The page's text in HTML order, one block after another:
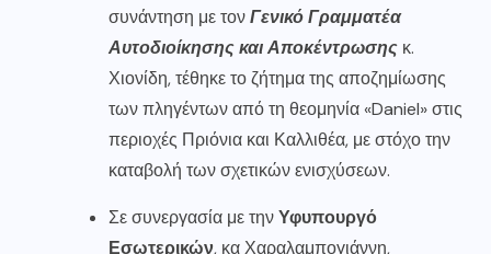
συνάντηση με τονΓενικό Γραμματέα
Αυτοδιοίκησης και Αποκέντρωσης κ.
Χιονίδη, τέθηκε το ζήτημα της αποζημίωσης
των πληγέντων από τη θεομηνία «Daniel» στις
περιοχές Πριόνια και Καλλιθέα, με στόχο την
καταβολή των σχετικών ενισχύσεων.
Σε συνεργασία με τηνΥφυπουργό
Εσωτερικών, κα Χαραλαμπογιάννη,